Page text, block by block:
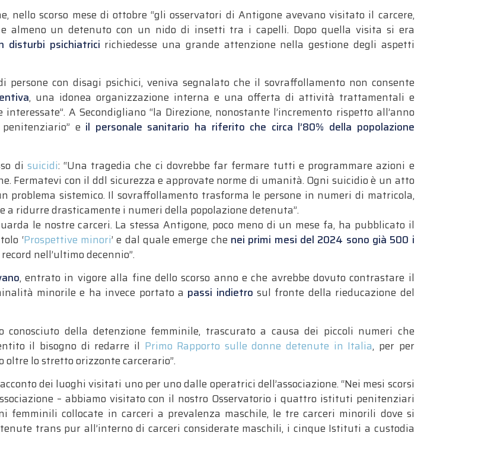
nello scorso mese di ottobre “gli osservatori di Antigone avevano visitato il carcere,
almeno un detenuto con un nido di insetti tra i capelli. Dopo quella visita si era
disturbi psichiatrici richiedesse una grande attenzione nella gestione degli aspetti
persone con disagi psichici, veniva segnalato che il sovraffollamento non consente
, una idonea organizzazione interna e una offerta di attività trattamentali e
A Secondigliano “la Direzione, nonostante l’incremento rispetto all’anno
e il personale sanitario ha riferito che circa l’80% della popolazione
di suicidi: “Una tragedia che ci dovrebbe far fermare tutti e programmare azioni e
Fermatevi con il ddl sicurezza e approvate norme di umanità. Ogni suicidio è un atto
problema sistemico. Il sovraffollamento trasforma le persone in numeri di matricola,
a ridurre drasticamente i numeri della popolazione detenuta”.
le nostre carceri. La stessa Antigone, poco meno di un mese fa, ha pubblicato il
‘Prospettive minori’ e dal quale emerge che nei primi mesi del 2024 sono già 500 i
nell’ultimo decennio”.
, entrato in vigore alla fine dello scorso anno e che avrebbe dovuto contrastare il
minorile e ha invece portato a passi indietro sul fronte della rieducazione del
della detenzione femminile, trascurato a causa dei piccoli numeri che
il bisogno di redarre il Primo Rapporto sulle donne detenute in Italia, per per
oltre lo stretto orizzonte carcerario”.
dei luoghi visitati uno per uno dalle operatrici dell’associazione. “Nei mesi scorsi
– abbiamo visitato con il nostro Osservatorio i quattro istituti penitenziari
collocate in carceri a prevalenza maschile, le tre carceri minorili dove si
trans pur all’interno di carceri considerate maschili, i cinque Istituti a custodia